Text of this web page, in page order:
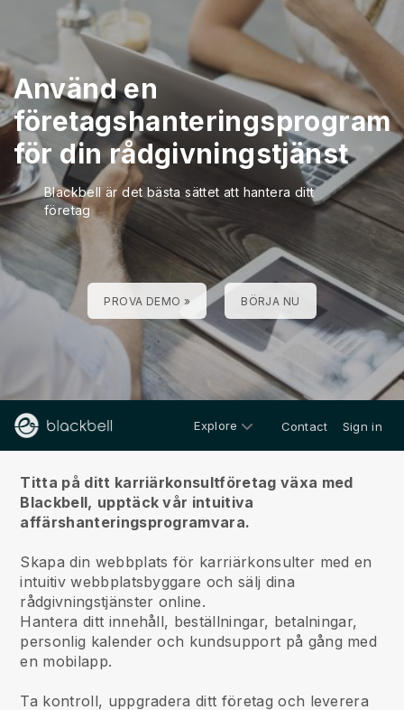
Använd en
företagshanteringsprogram
för din rådgivningstjänst
Blackbell är det bästa sättet att hantera ditt
företag
PROVA DEMO » BÖRJA NU
Explore Contact Sign in
Titta på ditt karriärkonsultföretag växa med
Blackbell, upptäck vår intuitiva
affärshanteringsprogramvara.
Skapa din webbplats för karriärkonsulter med en
intuitiv webbplatsbyggare och sälj dina
rådgivningstjänster online.
Hantera ditt innehåll, beställningar, betalningar,
personlig kalender och kundsupport på gång med
en mobilapp.
Ta kontroll, uppgradera ditt företag och leverera